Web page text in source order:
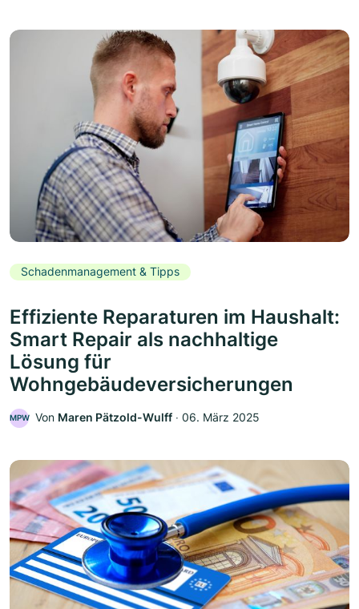
Schadenmanagement & Tipps
Effiziente Reparaturen im Haushalt:
Smart Repair als nachhaltige
Lösung für
Wohngebäudeversicherungen
MPW Von Maren Pätzold-Wulff ‧ 06. März 2025